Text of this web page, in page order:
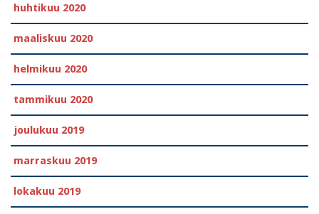
huhtikuu 2020
maaliskuu 2020
helmikuu 2020
tammikuu 2020
joulukuu 2019
marraskuu 2019
lokakuu 2019